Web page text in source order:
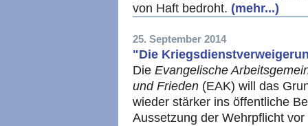
von Haft bedroht. (mehr...)
25. September 2014
"Die
Die Evangelische
und Frieden (EAK) will das
wieder stärker ins öffentliche
Aussetzung der Wehrpflicht